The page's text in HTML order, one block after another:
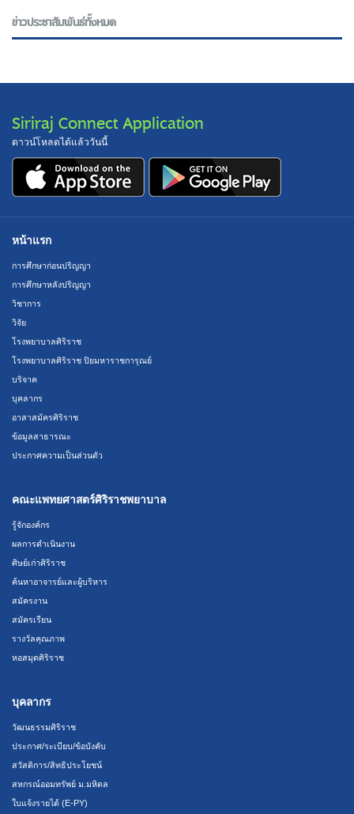
ข่าวประชาสัมพันธ์ทั้งหมด
Siriraj Connect Application
ดาวน์โหลดได้แล้ววันนี้
หน้าแรก
การศึกษาก่อนปริญญา
การศึกษาหลังปริญญา
วิชาการ
วิจัย
โรงพยาบาลศิริราช
โรงพยาบาลศิริราช ปิยมหาราชการุณย์
บริจาค
บุคลากร
อาสาสมัครศิริราช
ข้อมูลสาธารณะ
ประกาศความเป็นส่วนตัว
คณะแพทยศาสตร์ศิริราชพยาบาล
รู้จักองค์กร
ผลการดำเนินงาน
ศิษย์เก่าศิริราช
ค้นหาอาจารย์และผู้บริหาร
สมัครงาน
สมัครเรียน
รางวัลคุณภาพ
หอสมุดศิริราช
บุคลากร
วัฒนธรรมศิริราช
ประกาศ/ระเบียบ/ข้อบังคับ
สวัสดิการ/สิทธิประโยชน์
สหกรณ์ออมทรัพย์ ม.มหิดล
ใบแจ้งรายได้ (E-PY)